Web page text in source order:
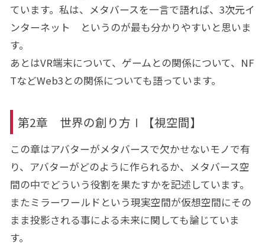
ています。私は、メタバースを一言で語れば、3次元イ
ンターネット というのが最も分かりやすいと思いま
す。
あとはVR端末について、ゲームとの関係について、NF
TなどWeb3との関係についても語っています。
第2章 世界の創り方Ⅰ【視空間】
この章はアバターがメタバースで欠かせないモノで有
り、アバターがどのように作られるか、メタバース空
間の中でどういう役割を果たすかを記述しています。
またミラーワールドという現実空間が仮想空間にその
まま投影される事による未来に関しても論じていま
す。